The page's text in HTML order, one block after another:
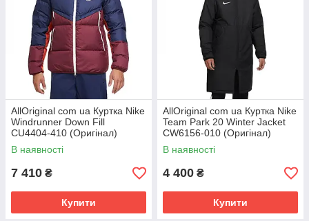
AllOriginal com ua Куртка Nike
Windrunner Down Fill
CU4404-410 (Оригінал)
РОЗМІРИ ЗАПИТУЙТЕ
В наявності
7 410 ₴
Купити
AllOriginal com ua Куртка Nike
Team Park 20 Winter Jacket
CW6156-010 (Оригінал)
РОЗМІРИ ЗАПИТУЙТЕ
В наявності
4 400 ₴
Купити